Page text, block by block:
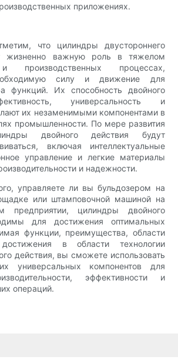
приложениях.
что цилиндры двустороннего
жизненно важную роль в тяжелом
производственных процессах,
силу и движение для
функций. Их способность двойного
универсальность и
их незаменимыми компонентами в
промышленности. По мере развития
двойного действия будут
включая интеллектуальные
управление и легкие материалы
и надежности.
управляете ли вы бульдозером на
или штамповочной машиной на
предприятии, цилиндры двойного
для достижения оптимальных
функции, преимущества, области
в области технологии
действия, вы сможете использовать
универсальных компонентов для
эффективности и
операций.